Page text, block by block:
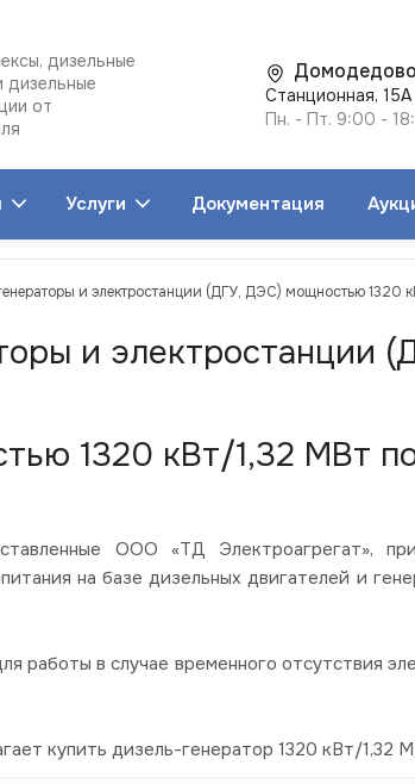
дизельные
дизельные
от
Домодедово
Станционная, 15А
Пн. - Пт. 9:00 -
Услуги Документация
и электростанции (ДГУ, ДЭС) мощностью 1320
и
1320 кВт/1,32 МВт
ООО «ТД Электроагрегат»,
на базе дизельных двигателей и
работы в случае временного отсутствия
купить дизель-генератор 1320 кВт/